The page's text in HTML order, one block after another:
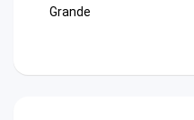
Grande